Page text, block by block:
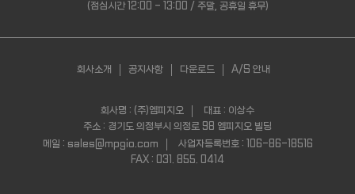
(점심시간 12:00 - 13:00 / 주말, 공휴일 휴무)
회사소개 공지사항 다운로드 A/S 안내
회사명 : (주)엠피지오
대표 : 이상수
주소 : 경기도 의정부시 의정로 98 엠피지오 빌딩
메일 : sales@mpgio.com
사업자등록번호 : 106-86-18516
FAX : 031. 855. 0414